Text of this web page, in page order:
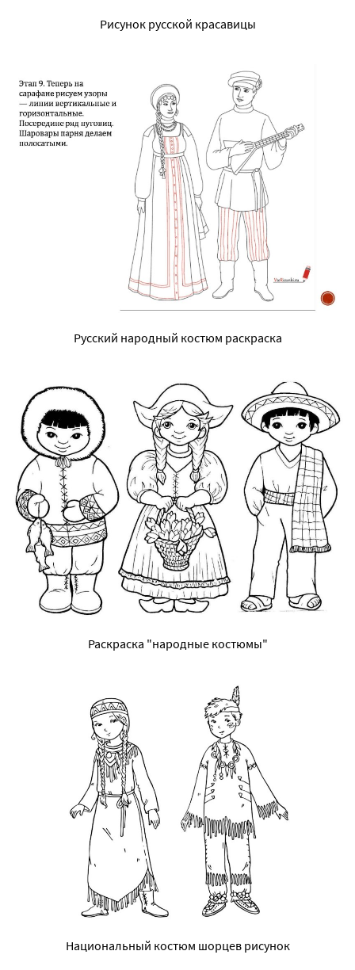
Рисунок русской красавицы
Русский народный костюм раскраска
Раскраска "народные костюмы"
Национальный костюм шорцев рисунок